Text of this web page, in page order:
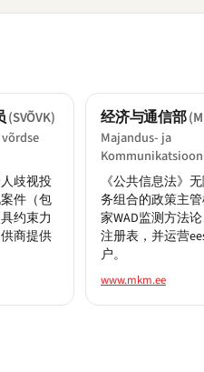
(SVÕVK)
歧视投
件（包
约束力
商提供
经济与通信部
Majandus- ja
《公共信息法》
务组合的政策主
家WAD监测方法
注册表，并运营
户。
www.mkm.ee